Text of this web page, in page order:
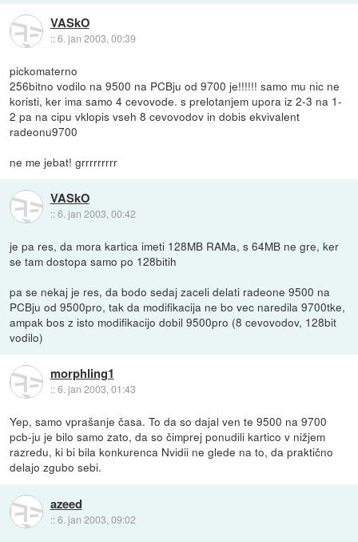
VASkO
::6. jan 2003, 00:39
pickomaterno
256bitno vodilo na 9500 na PCBju od 9700 je!!!!!! samo mu nic ne
koristi, ker ima samo 4 cevovode. s prelotanjem upora iz 2-3 na 1-
2 pa na cipu vklopis vseh 8 cevovodov in dobis ekvivalent
radeonu9700
ne me jebat! grrrrrrrrr
VASkO
::6. jan 2003, 00:42
je pa res, da mora kartica imeti 128MB RAMa, s 64MB ne gre, ker
se tam dostopa samo po 128bitih
pa se nekaj je res, da bodo sedaj zaceli delati radeone 9500 na
PCBju od 9500pro, tak da modifikacija ne bo vec naredila 9700tke,
ampak bos z isto modifikacijo dobil 9500pro (8 cevovodov, 128bit
vodilo)
morphling1
::6. jan 2003, 01:43
Yep, samo vprašanje časa. To da so dajal ven te 9500 na 9700
pcb-ju je bilo samo zato, da so čimprej ponudili kartico v nižjem
razredu, ki bi bila konkurenca Nvidii ne glede na to, da praktično
delajo zgubo sebi.
azeed
::6. jan 2003, 09:02